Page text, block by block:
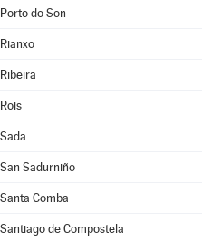
Porto do Son
Rianxo
Ribeira
Rois
Sada
San Sadurniño
Santa Comba
Santiago de Compostela